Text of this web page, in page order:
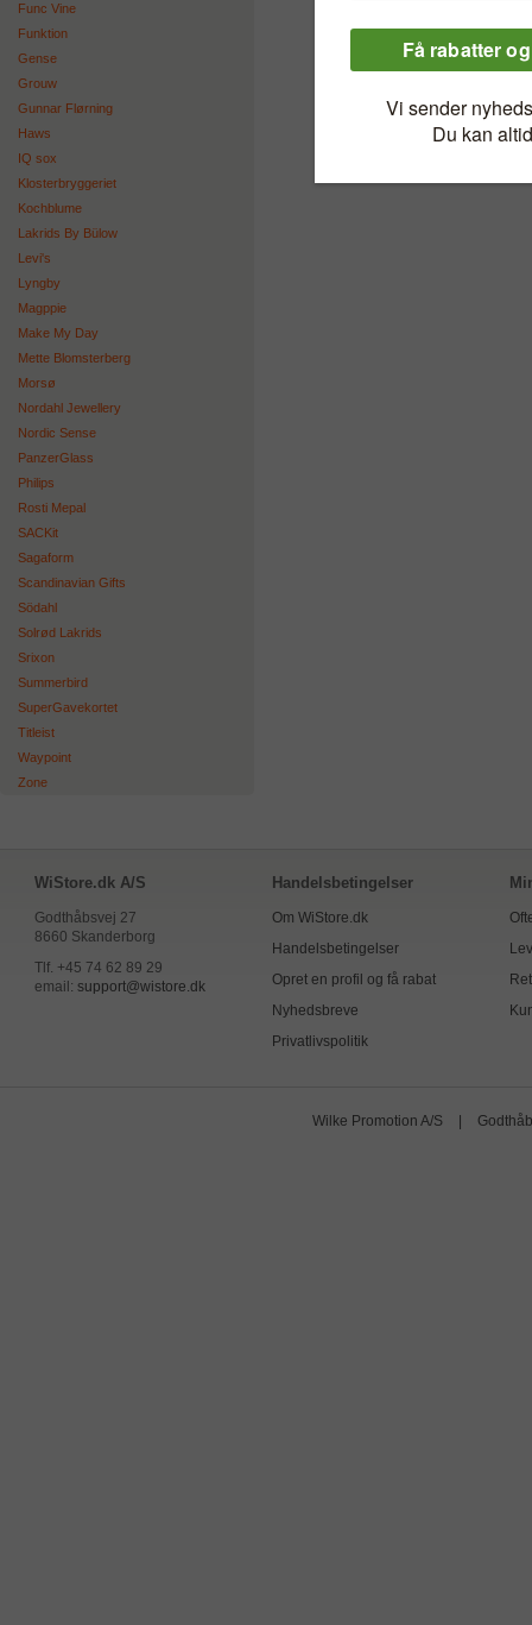
Func Vine
Funktion
Gense
Grouw
Gunnar Flørning
Haws
IQ sox
Klosterbryggeriet
Kochblume
Lakrids By Bülow
Levi's
Lyngby
Magppie
Make My Day
Mette Blomsterberg
Morsø
Nordahl Jewellery
Nordic Sense
PanzerGlass
Philips
Rosti Mepal
SACKit
Sagaform
Scandinavian Gifts
Södahl
Solrød Lakrids
Srixon
Summerbird
SuperGavekortet
Titleist
Waypoint
Zone
WiStore.dk A/S
Godthåbsvej 27
8660 Skanderborg
Tlf. +45 74 62 89 29
email: support@wistore.dk
Handelsbetingelser
Om WiStore.dk
Handelsbetingelser
Opret en profil og få rabat
Nyhedsbreve
Privatlivspolitik
Wilke Promotion A/S